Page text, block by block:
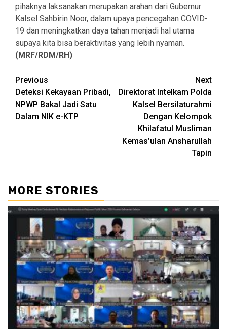
pihaknya laksanakan merupakan arahan dari Gubernur
Kalsel Sahbirin Noor, dalam upaya pencegahan COVID-
19 dan meningkatkan daya tahan menjadi hal utama
supaya kita bisa beraktivitas yang lebih nyaman.
(MRF/RDM/RH)
Continue
Reading
Previous
Deteksi Kekayaan Pribadi,
NPWP Bakal Jadi Satu
Dalam NIK e-KTP
Next
Direktorat Intelkam Polda
Kalsel Bersilaturahmi
Dengan Kelompok
Khilafatul Musliman
Kemas’ulan Ansharullah
Tapin
MORE STORIES